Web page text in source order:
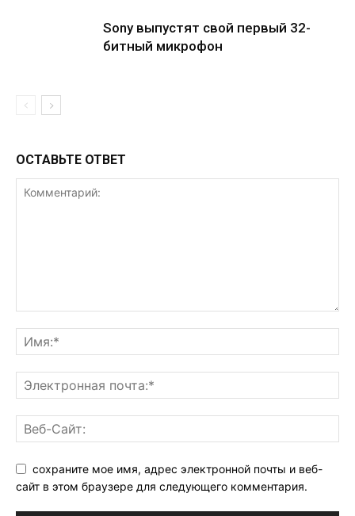
Sony выпустят свой первый 32-
битный микрофон
ОСТАВЬТЕ ОТВЕТ
сохраните мое имя, адрес электронной почты и веб-
сайт в этом браузере для следующего комментария.